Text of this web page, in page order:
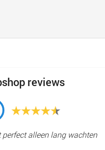
reviews
perfect alleen lang wachten